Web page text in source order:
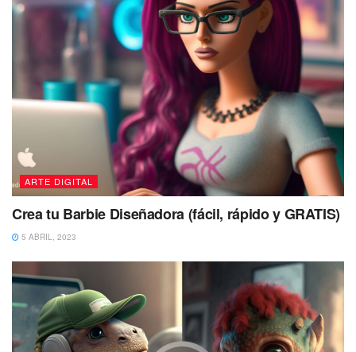
ARTE DIGITAL
Crea tu Barbie Diseñadora (fácil, rápido y GRATIS)
5 ABRIL, 2023